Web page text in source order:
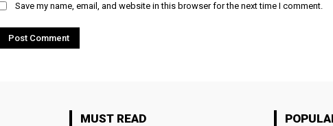
Save my name, email, and website in this browser for the next time I comment.
MUST READ